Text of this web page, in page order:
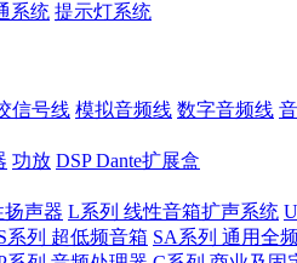
系统 提示灯系统
信号线 模拟音频线 数字音频线
功放 DSP Dante扩展盒
声器 L系列 线性音箱扩声系统
系列 超低频音箱 SA系列 通用全